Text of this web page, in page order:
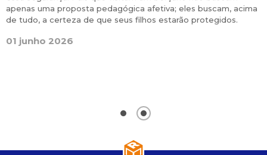
apenas uma proposta pedagógica afetiva; eles buscam, acima
de tudo, a certeza de que seus filhos estarão protegidos.
01 junho 2026